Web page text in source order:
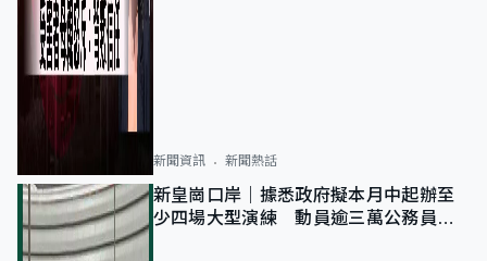
新聞資訊 新聞熱話
新皇崗口岸｜據悉政府擬本月中起辦至
少四場大型演練 動員逾三萬公務員人